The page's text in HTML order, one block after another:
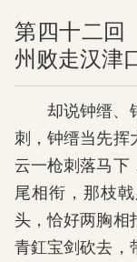
第四十二
州败走汉津
却说钟缙、
刺，钟缙当先挥
云一枪刺落马下
尾相衔，那枝
头，恰好两胸相
青釭宝剑砍去，